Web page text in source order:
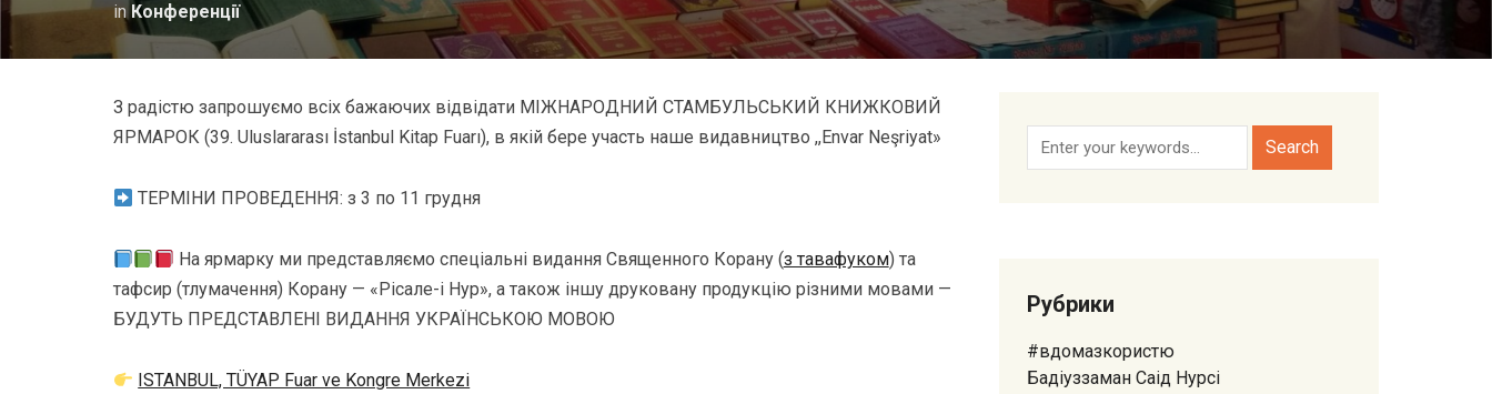
in Конференції
З радістю запрошуємо всіх бажаючих відвідати МІЖНАРОДНИЙ СТАМБУЛЬСЬКИЙ КНИЖКОВИЙ
ЯРМАРОК (39. Uluslararası İstanbul Kitap Fuarı), в якій бере участь наше видавництво ,,Envar Neşriyat»
ТЕРМІНИ ПРОВЕДЕННЯ: з 3 по 11 грудня
На ярмарку ми представляємо спеціальні видання Священного Корану (з тавафуком) та
тафсир (тлумачення) Корану — «Рісале-і Нур», а також іншу друковану продукцію різними мовами —
БУДУТЬ ПРЕДСТАВЛЕНІ ВИДАННЯ УКРАЇНСЬКОЮ МОВОЮ
ISTANBUL, TÜYAP Fuar ve Kongre Merkezi
Рубрики
#вдомазкористю
Бадіуззаман Саід Нурсі